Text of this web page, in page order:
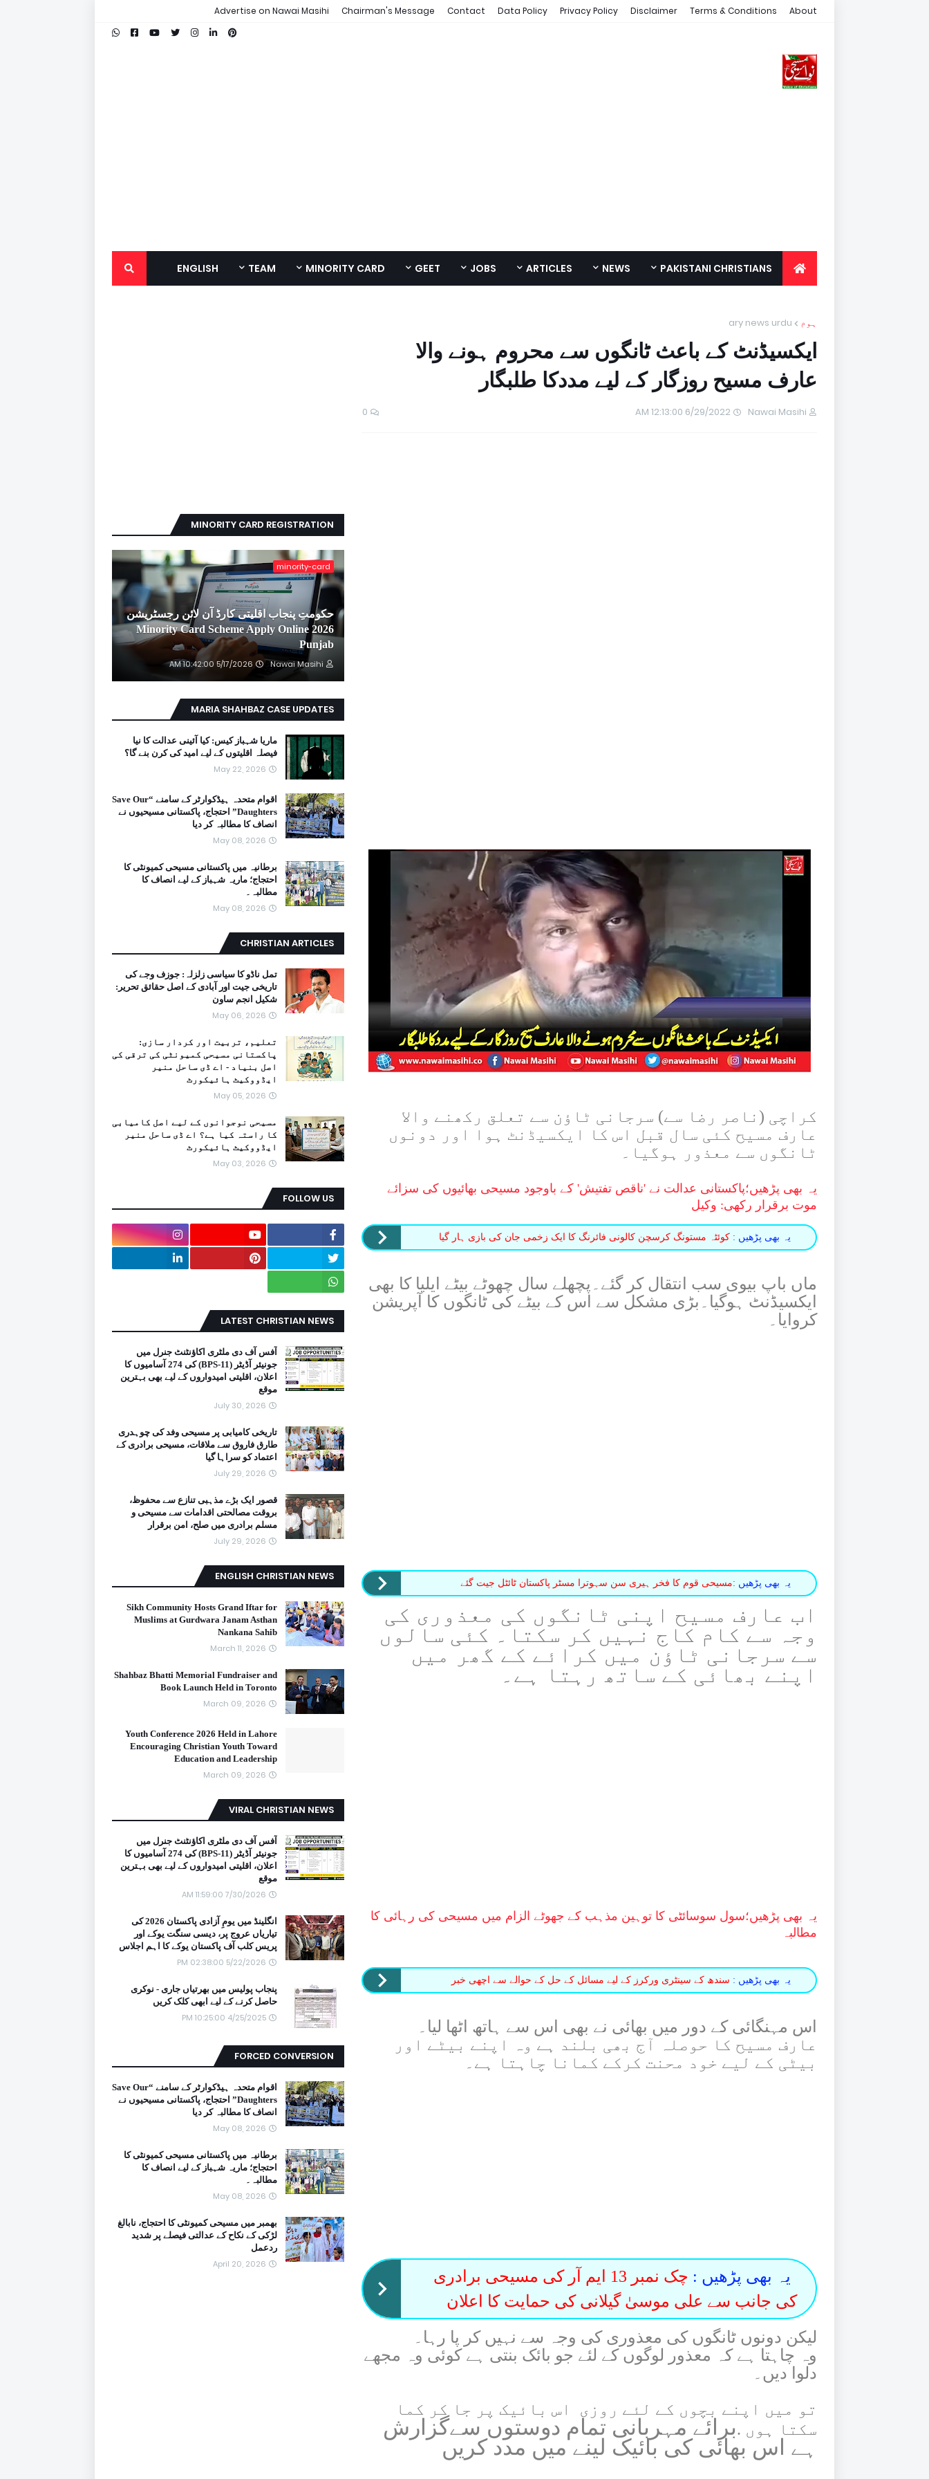
About
Terms & Conditions
Disclaimer
Privacy Policy
Data Policy
Contact
Chairman's Message
Advertise on Nawai Masihi
PAKISTANI CHRISTIANS
NEWS
ARTICLES
JOBS
GEET
MINORITY CARD
TEAM
ENGLISH
ہوم ary news urdu
ایکسیڈنٹ کے باعث ٹانگوں سے محروم ہونے والا
عارف مسیح روزگار کے لیے مددکا طلبگار
Nawai Masihi
6/29/2022 12:13:00 AM
0
کراچی (ناصر رضا سے) سرجانی ٹاؤن سے تعلق رکھنے والا
عارف مسیح کئی سال قبل اس کا ایکسیڈنٹ ہوا اور دونوں
ٹانگوں سے معذور ہوگیا۔
یہ بھی پڑھیں؛پاکستانی عدالت نے 'ناقص تفتیش' کے باوجود مسیحی بھائیوں کی سزائے
موت برقرار رکھی: وکیل
یہ بھی پڑھیں : کوئٹہ مستونگ کرسچن کالونی فائرنگ کا ایک زخمی جان کی بازی ہار گیا
ماں باپ بیوی سب انتقال کر گئے۔پچھلے سال چھوٹے بیٹے ایلیا کا بھی
ایکسیڈنٹ ہوگیا۔بڑی مشکل سے اس کے بیٹے کی ٹانگوں کا آپریشن
کروایا۔
یہ بھی پڑھیں :مسیحی قوم کا فخر ہیری سن سہوترا مسٹر پاکستان ٹائٹل جیت گئے
اب عارف مسیح اپنی ٹانگوں کی معذوری کی
وجہ سے کام کاج نہیں کر سکتا۔ کئی سالوں
سے سرجانی ٹاؤن میں کرائے کے گھر میں
اپنے بھائی کے ساتھ رہتا ہے۔
یہ بھی پڑھیں؛سول سوسائٹی کا توہین مذہب کے جھوٹے الزام میں مسیحی کی رہائی کا
مطالبہ
یہ بھی پڑھیں : سندھ کے سینٹری ورکرز کے لیے مسائل کے حل کے حوالے سے اچھی خبر
اس مہنگائی کے دور میں بھائی نے بھی اس سے ہاتھ اٹھا لیا۔
عارف مسیح کا حوصلہ آج بھی بلند ہے وہ اپنے بیٹے اور
بیٹی کے لیے خود محنت کرکے کمانا چاہتا ہے۔
یہ بھی پڑھیں :
چک نمبر 13 ایم آر کی مسیحی برادری
کی جانب سے علی موسیٰ گیلانی کی حمایت کا اعلان
لیکن دونوں ٹانگوں کی معذوری کی وجہ سے نہیں کر پا رہا۔
وہ چاہتا ہے کہ معذور لوگوں کے لئے جو بائک بنتی ہے کوئی وہ مجھے
دلوا دیں۔
تو میں اپنے بچوں کے لئے روزی اس بائیک پر جا کر کما
سکتا ہوں .برائے مہربانی تمام دوستوں سےگزارش
ہے اس بھائی کی بائیک لینے میں مدد کریں
MINORITY CARD REGISTRATION
minority-card
حکومتِ پنجاب اقلیتی کارڈ آن لائن رجسٹریشن
2026 Minority Card Scheme Apply Online
Punjab
Nawai Masihi
5/17/2026 10:42:00 AM
MARIA SHAHBAZ CASE UPDATES
ماریا شہباز کیس: کیا آئینی عدالت کا نیا
فیصلہ اقلیتوں کے لیے امید کی کرن بنے گا؟
May 22, 2026
اقوام متحدہ ہیڈکوارٹر کے سامنے “Save Our
Daughters” احتجاج، پاکستانی مسیحیوں نے
انصاف کا مطالبہ کر دیا
May 08, 2026
برطانیہ میں پاکستانی مسیحی کمیونٹی کا
احتجاج؛ ماریہ شہباز کے لیے انصاف کا
مطالبہ۔
May 08, 2026
CHRISTIAN ARTICLES
تمل ناڈو کا سیاسی زلزلہ: جوزف وجے کی
تاریخی جیت اور آبادی کے اصل حقائق تحریر:
شکیل انجم ساون
May 06, 2026
تعلیم، تربیت اور کردار سازی:
پاکستانی مسیحی کمیونٹی کی ترقی کی
اصل بنیاد - اے ڈی ساحل منیر
ایڈووکیٹ ہائیکورٹ
May 05, 2026
مسیحی نوجوانوں کے لیے اصل کامیابی
کا راستہ کیا ہے؟ اے ڈی ساحل منیر
ایڈووکیٹ ہائیکورٹ
May 03, 2026
FOLLOW US
LATEST CHRISTIAN NEWS
آفس آف دی ملٹری اکاؤنٹنٹ جنرل میں
جونیئر آڈیٹر (BPS-11) کی 274 آسامیوں کا
اعلان، اقلیتی امیدواروں کے لیے بھی بہترین
موقع
July 30, 2026
تاریخی کامیابی پر مسیحی وفد کی چوہدری
طارق فاروق سے ملاقات، مسیحی برادری کے
اعتماد کو سراہا گیا
July 29, 2026
قصور ایک بڑے مذہبی تنازع سے محفوظ،
بروقت مصالحتی اقدامات سے مسیحی و
مسلم برادری میں صلح، امن برقرار
July 29, 2026
ENGLISH CHRISTIAN NEWS
Sikh Community Hosts Grand Iftar for
Muslims at Gurdwara Janam Asthan
Nankana Sahib
March 11, 2026
Shahbaz Bhatti Memorial Fundraiser and
Book Launch Held in Toronto
March 09, 2026
Youth Conference 2026 Held in Lahore
Encouraging Christian Youth Toward
Education and Leadership
March 09, 2026
VIRAL CHRISTIAN NEWS
آفس آف دی ملٹری اکاؤنٹنٹ جنرل میں
جونیئر آڈیٹر (BPS-11) کی 274 آسامیوں کا
اعلان، اقلیتی امیدواروں کے لیے بھی بہترین
موقع
7/30/2026 11:59:00 AM
انگلینڈ میں یومِ آزادی پاکستان 2026 کی
تیاریاں عروج پر، دیسی سنگت یوکے اور
پریس کلب آف پاکستان یوکے کا اہم اجلاس
5/22/2026 02:38:00 PM
پنجاب پولیس میں بھرتیاں جاری - نوکری
حاصل کرنے کے لیے ابھی کلک کریں
4/25/2025 10:25:00 PM
FORCED CONVERSION
اقوام متحدہ ہیڈکوارٹر کے سامنے “Save Our
Daughters” احتجاج، پاکستانی مسیحیوں نے
انصاف کا مطالبہ کر دیا
May 08, 2026
برطانیہ میں پاکستانی مسیحی کمیونٹی کا
احتجاج؛ ماریہ شہباز کے لیے انصاف کا
مطالبہ۔
May 08, 2026
بھمبر میں مسیحی کمیونٹی کا احتجاج، نابالغ
لڑکی کے نکاح کے عدالتی فیصلے پر شدید
ردعمل
April 20, 2026